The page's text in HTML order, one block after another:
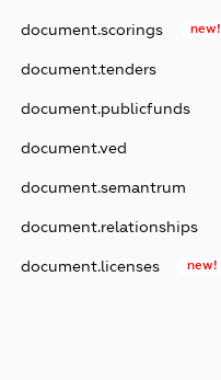
document.scorings new!
document.tenders
document.publicfunds
document.ved
document.semantrum
document.relationships
document.licenses new!